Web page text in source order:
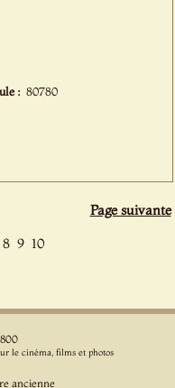
: 80780
Page suivante
8 9 10
le cinéma, films et photos
ancienne